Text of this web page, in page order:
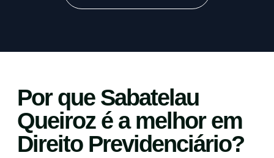
Por que Sabatelau
Queiroz é a melhor em
Direito Previdenciário?